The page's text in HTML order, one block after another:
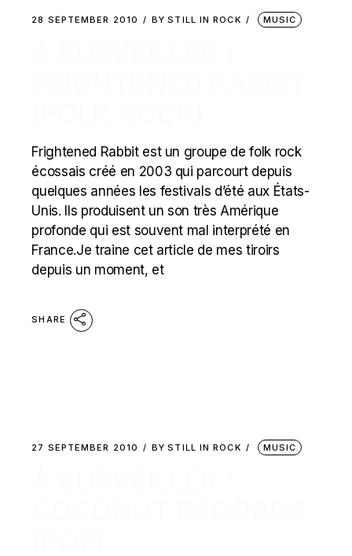
28 SEPTEMBER 2010 BY STILL IN ROCK MUSIC
Frightened Rabbit est un groupe de folk rock
écossais créé en 2003 qui parcourt depuis
quelques années les festivals d’été aux États-
Unis. Ils produisent un son très Amérique
profonde qui est souvent mal interprété en
France.Je traine cet article de mes tiroirs
depuis un moment, et
SHARE
27 SEPTEMBER 2010 BY STILL IN ROCK MUSIC